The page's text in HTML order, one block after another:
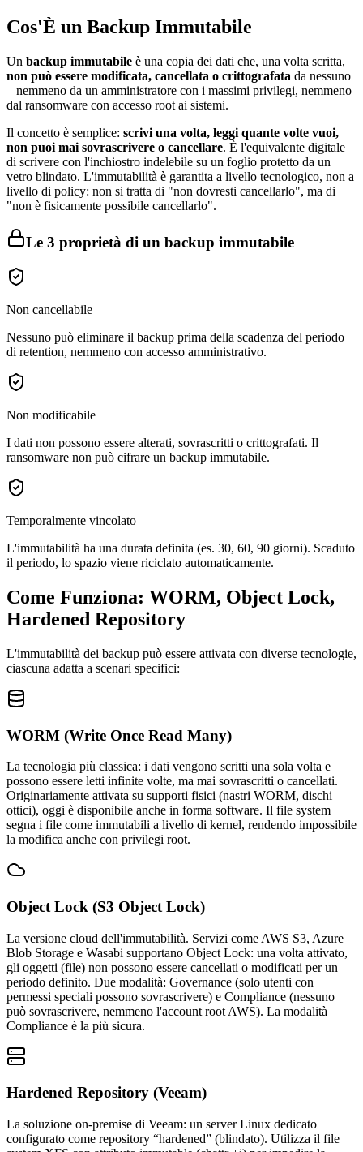
Cos'È un Backup Immutabile
Un backup immutabile è una copia dei dati che, una volta scritta,
non può essere modificata, cancellata o crittografata da nessuno
– nemmeno da un amministratore con i massimi privilegi, nemmeno
dal ransomware con accesso root ai sistemi.
Il concetto è semplice: scrivi una volta, leggi quante volte vuoi,
non puoi mai sovrascrivere o cancellare. È l'equivalente digitale
di scrivere con l'inchiostro indelebile su un foglio protetto da un
vetro blindato. L'immutabilità è garantita a livello tecnologico, non a
livello di policy: non si tratta di "non dovresti cancellarlo", ma di
"non è fisicamente possibile cancellarlo".
Le 3 proprietà di un backup immutabile
Non cancellabile
Nessuno può eliminare il backup prima della scadenza del periodo
di retention, nemmeno con accesso amministrativo.
Non modificabile
I dati non possono essere alterati, sovrascritti o crittografati. Il
ransomware non può cifrare un backup immutabile.
Temporalmente vincolato
L'immutabilità ha una durata definita (es. 30, 60, 90 giorni). Scaduto
il periodo, lo spazio viene riciclato automaticamente.
Come Funziona: WORM, Object Lock,
Hardened Repository
L'immutabilità dei backup può essere attivata con diverse tecnologie,
ciascuna adatta a scenari specifici:
WORM (Write Once Read Many)
La tecnologia più classica: i dati vengono scritti una sola volta e
possono essere letti infinite volte, ma mai sovrascritti o cancellati.
Originariamente attivata su supporti fisici (nastri WORM, dischi
ottici), oggi è disponibile anche in forma software. Il file system
segna i file come immutabili a livello di kernel, rendendo impossibile
la modifica anche con privilegi root.
Object Lock (S3 Object Lock)
La versione cloud dell'immutabilità. Servizi come AWS S3, Azure
Blob Storage e Wasabi supportano Object Lock: una volta attivato,
gli oggetti (file) non possono essere cancellati o modificati per un
periodo definito. Due modalità: Governance (solo utenti con
permessi speciali possono sovrascrivere) e Compliance (nessuno
può sovrascrivere, nemmeno l'account root AWS). La modalità
Compliance è la più sicura.
Hardened Repository (Veeam)
La soluzione on-premise di Veeam: un server Linux dedicato
configurato come repository “hardened” (blindato). Utilizza il file